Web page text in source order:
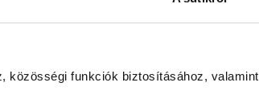
közösségi funkciók biztosításához, valamint